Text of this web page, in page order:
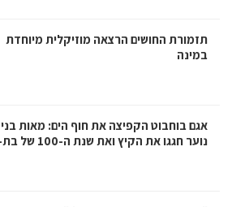
תזמורת החושים הרצאה מוזיקלית מיוחדת
במינה
אגם בוחבוט הקפיצה את חוף הים: מאות בני
נוער חגגו את הקיץ ואת שנת ה-100 של בת-ים